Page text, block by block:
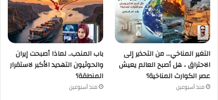
التغير المناخي… من التحذير إلى
الاحتراق ، هل أصبح العالم يعيش
عصر الكوارث المناخية؟
منذ أسبوعين
باب المندب.. لماذا أصبحت إيران
والحوثيون التهديد الأكبر لاستقرار
المنطقة؟
منذ أسبوعين